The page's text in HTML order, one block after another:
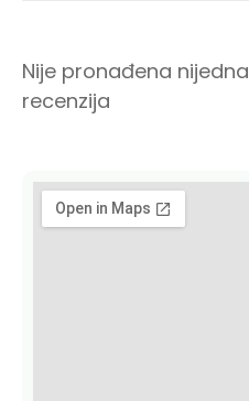
Nije pronađena nijedna
recenzija